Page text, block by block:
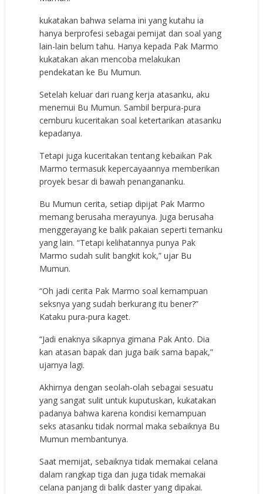
kukatakan bahwa selama ini yang kutahu ia
hanya berprofesi sebagai pemijat dan soal yang
lain-lain belum tahu. Hanya kepada Pak Marmo
kukatakan akan mencoba melakukan
pendekatan ke Bu Mumun.
Setelah keluar dari ruang kerja atasanku, aku
menemui Bu Mumun. Sambil berpura-pura
cemburu kuceritakan soal ketertarikan atasanku
kepadanya.
Tetapi juga kuceritakan tentang kebaikan Pak
Marmo termasuk kepercayaannya memberikan
proyek besar di bawah penangananku.
Bu Mumun cerita, setiap dipijat Pak Marmo
memang berusaha merayunya. Juga berusaha
menggerayang ke balik pakaian seperti temanku
yang lain. “Tetapi kelihatannya punya Pak
Marmo sudah sulit bangkit kok,” ujar Bu
Mumun.
“Oh jadi cerita Pak Marmo soal kemampuan
seksnya yang sudah berkurang itu bener?”
Kataku pura-pura kaget.
“Jadi enaknya sikapnya gimana Pak Anto. Dia
kan atasan bapak dan juga baik sama bapak,”
ujarnya lagi.
Akhirnya dengan seolah-olah sebagai sesuatu
yang sangat sulit untuk kuputuskan, kukatakan
padanya bahwa karena kondisi kemampuan
seks atasanku tidak normal maka sebaiknya Bu
Mumun membantunya.
Saat memijat, sebaiknya tidak memakai celana
dalam rangkap tiga dan juga tidak memakai
celana panjang di balik daster yang dipakai.